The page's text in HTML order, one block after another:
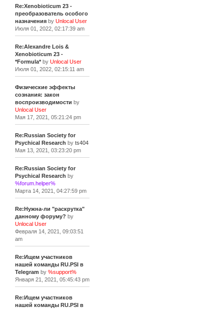
Re:Xenobioticum 23 -
преобразователь особого
назначенияby Unlocal User
Июля 01, 2022, 02:17:39 am
Re:Alexandre Lois &
Xenobioticum 23 -
*Formula*by Unlocal User
Июля 01, 2022, 02:15:11 am
Физические эффекты
сознания: закон
воспроизводимости by
Unlocal User
Мая 17, 2021, 05:21:24 pm
Re:Russian Society for
Psychical Research by ts404
Мая 13, 2021, 03:23:20 pm
Re:Russian Society for
Psychical Research by
%forum.helper%
Марта 14, 2021, 04:27:59 pm
Re:Нужна-ли "раскрутка"
данному форуму? by
Unlocal User
Февраля 14, 2021, 09:03:51
am
Re:Ищем участников
нашей команды RU.PSI в
Telegram by %support%
Января 21, 2021, 05:45:43 pm
Re:Ищем участников
нашей команды RU.PSI в